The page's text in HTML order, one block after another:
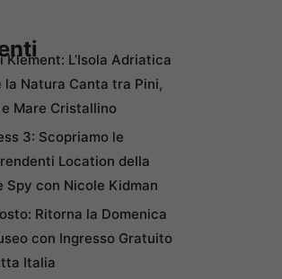
Klement: L’Isola Adriatica
la Natura Canta tra Pini,
Mare Cristallino
3: Scopriamo le
Location della
Spy con Nicole Kidman
Ritorna la Domenica
con Ingresso Gratuito
Italia